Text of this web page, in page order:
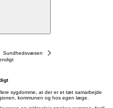
Sundhedsvæsen
sygdomme, at der er et tæt samarbejde
kommunen og hos egen læge.